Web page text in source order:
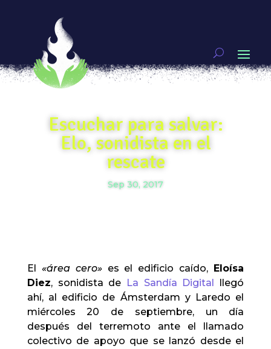
Escuchar para salvar:
Elo, sonidista en el
rescate
Sep 30, 2017
El «área cero»es el edificio caído,
Eloísa
Diez, sonidista de La Sandía Digital
llegó
ahí, al edificio de Ámsterdam y Laredo el
miércoles 20 de septiembre, un día
después del terremoto ante el llamado
colectivo de apoyo que se lanzó desde el